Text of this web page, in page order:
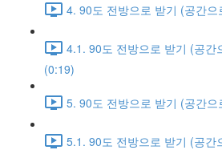
4. 90도 전방으로 받기 (공간
4.1. 90도 전방으로 받기 (공간
(0:19)
5. 90도 전방으로 받기 (공간
5.1. 90도 전방으로 받기 (공간